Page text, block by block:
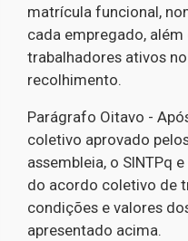
matrícula funcional,
cada empregado,
trabalhadores ativos
recolhimento.
Parágrafo Oitavo -
coletivo aprovado
assembleia, o SINTPq
do acordo coletivo de
condições e valores
apresentado acima.